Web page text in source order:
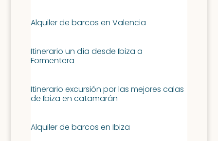
Alquiler de barcos en Valencia
Itinerario un día desde Ibiza a
Formentera
Itinerario excursión por las mejores calas
de Ibiza en catamarán
Alquiler de barcos en Ibiza